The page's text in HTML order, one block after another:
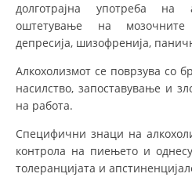
долготрајна употреба на
оштетување на мозочните
депресија, шизофренија,
Алкохолизмот се поврзува со
насилство, запоставување и
на работа.
Специфични знаци на
контрола на пиењето и
толеранцијата и